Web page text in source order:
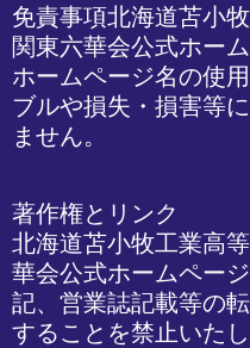
免責事項北海道苫小
関東六華会公式ホー
ホームページ名の使
ブルや損失・損害等
ません。
著作権とリンク
北海道苫小牧工業高
華会公式ホームペー
記、営業誌記載等の
することを禁止いたし